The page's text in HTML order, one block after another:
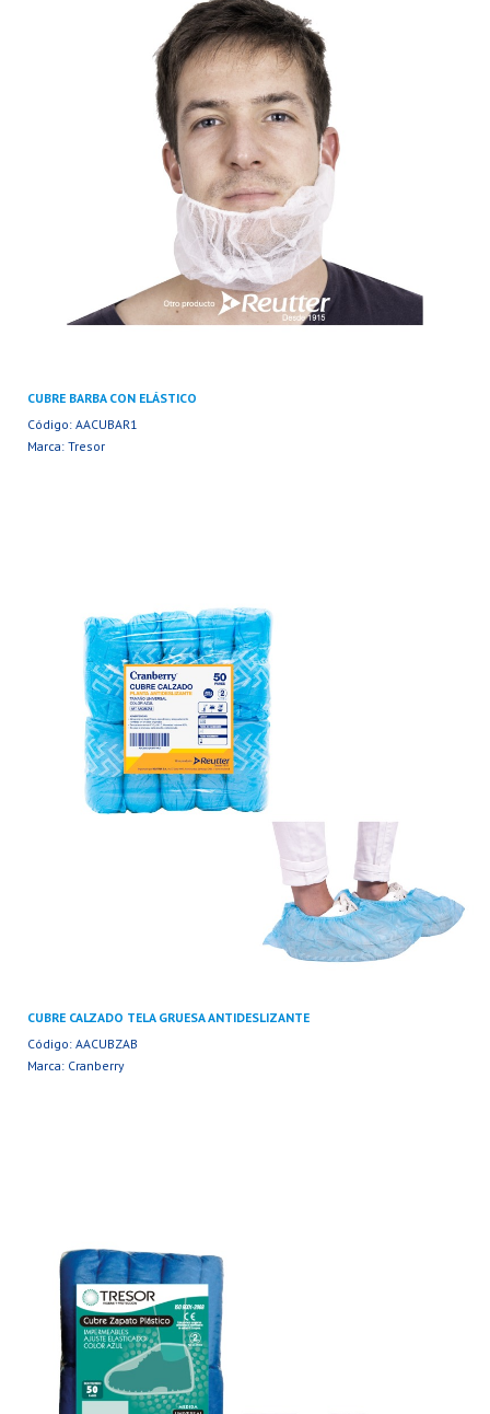
CUBRE BARBA CON ELÁSTICO
Código: AACUBAR1
Marca: Tresor
CUBRE CALZADO TELA GRUESA ANTIDESLIZANTE
Código: AACUBZAB
Marca: Cranberry